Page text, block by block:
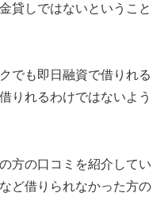
貸しではないということ
でも即日融資で借りれる
りれるわけではないよう
方の口コミを紹介してい
ど借りられなかった方の